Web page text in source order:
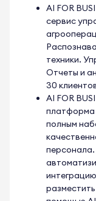
AI FOR
сервис
техники.
Отчеты и
30
AI FOR
платформа
полным